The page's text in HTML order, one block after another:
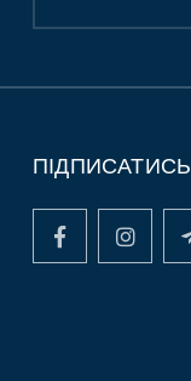
ПІДПИСАТИСЬ